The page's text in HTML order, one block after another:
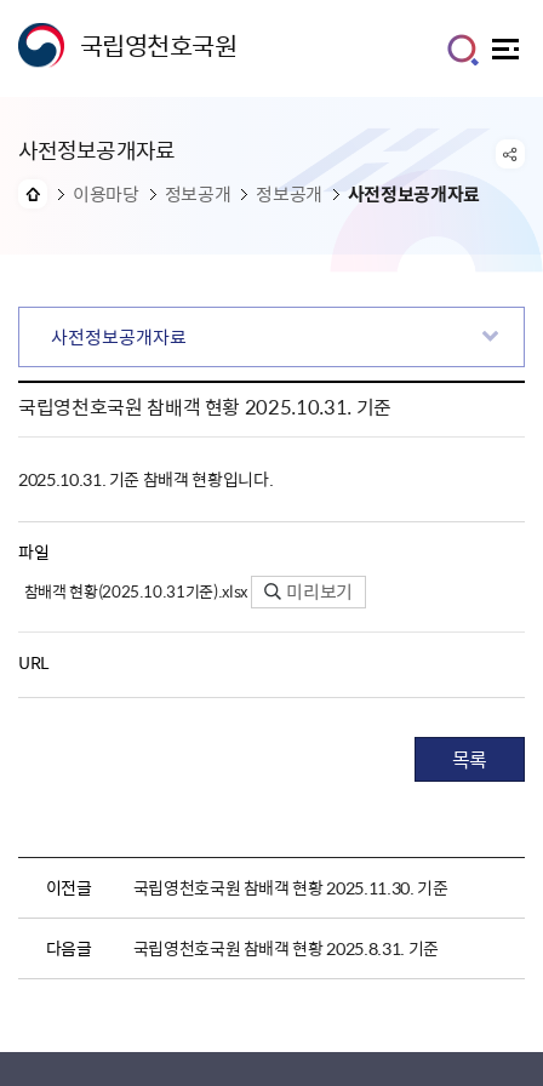
국립영천호국원
사전정보공개자료
이용마당 정보공개 정보공개 사전정보공개자료
사전정보공개자료
국립영천호국원 참배객 현황 2025.10.31. 기준
2025.10.31. 기준 참배객 현황입니다.
파일
참배객 현황(2025.10.31기준).xlsx 미리보기
URL
목록
이전글 국립영천호국원 참배객 현황 2025.11.30. 기준
다음글 국립영천호국원 참배객 현황 2025.8.31. 기준